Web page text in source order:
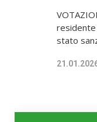
residente
stato